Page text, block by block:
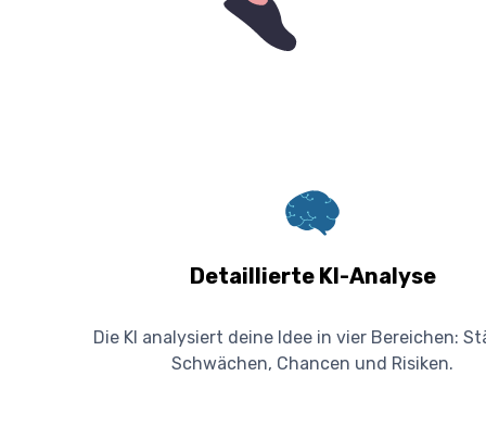
Detaillierte KI-Analyse
Die KI analysiert deine Idee in vier Bereichen:
Schwächen, Chancen und Risiken.